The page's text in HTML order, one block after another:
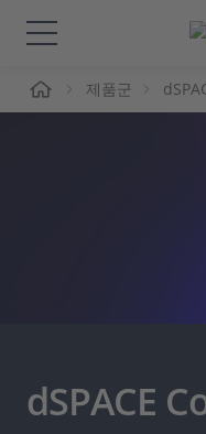
솔루션 및 제품
인재채용
제품군
dSPACE